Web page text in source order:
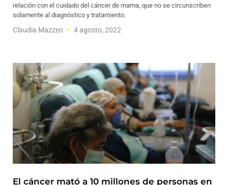
relación con el cuidado del cáncer de mama, que no se circunscriben
solamente al diagnóstico y tratamiento.
Claudia Mazzeo 4 agosto, 2022
El cáncer mató a 10 millones de personas en